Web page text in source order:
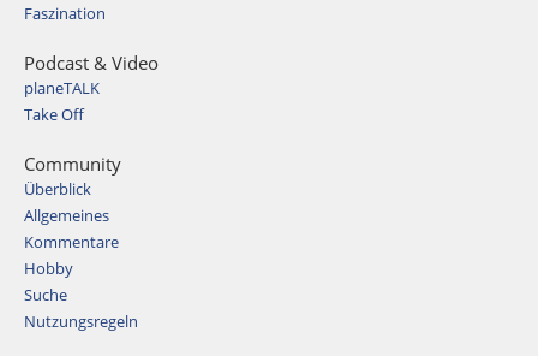
Faszination
Podcast & Video
planeTALK
Take Off
Community
Überblick
Allgemeines
Kommentare
Hobby
Suche
Nutzungsregeln